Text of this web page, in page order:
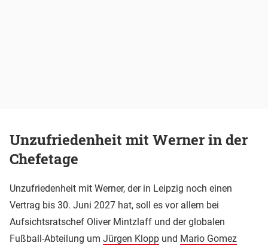
Unzufriedenheit mit Werner in der
Chefetage
Unzufriedenheit mit Werner, der in Leipzig noch einen
Vertrag bis 30. Juni 2027 hat, soll es vor allem bei
Aufsichtsratschef Oliver Mintzlaff und der globalen
Fußball-Abteilung um Jürgen Klopp und Mario Gomez